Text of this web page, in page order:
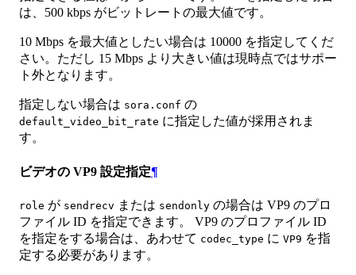
は、500 kbps がビットレートの最大値です。
10 Mbps を最大値としたい場合は 10000 を指定してくだ
さい。ただし 15 Mbps より大きい値は現時点ではサポー
ト外となります。
指定しない場合は sora.conf の
default_video_bit_rate に指定した値が採用されま
す。
ビデオの VP9 設定指定¶
role が sendrecv または sendonly の場合は VP9 のプロ
ファイル ID を指定できます。 VP9 のプロファイル ID
を指定をする場合は、あわせて codec_type に VP9 を指
定する必要があります。